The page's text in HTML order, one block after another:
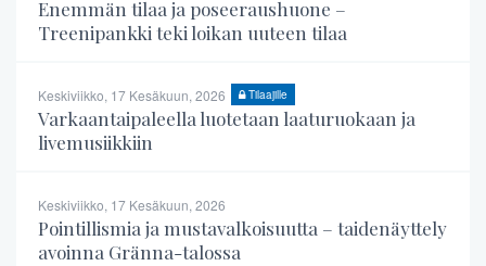
Enemmän tilaa ja poseeraushuone –
Treenipankki teki loikan uuteen tilaa
Keskiviikko, 17 Kesäkuun, 2026 Tilaajille
Varkaantaipaleella luotetaan laaturuokaan ja
livemusiikkiin
Keskiviikko, 17 Kesäkuun, 2026
Pointillismia ja mustavalkoisuutta – taidenäyttely
avoinna Gränna-talossa